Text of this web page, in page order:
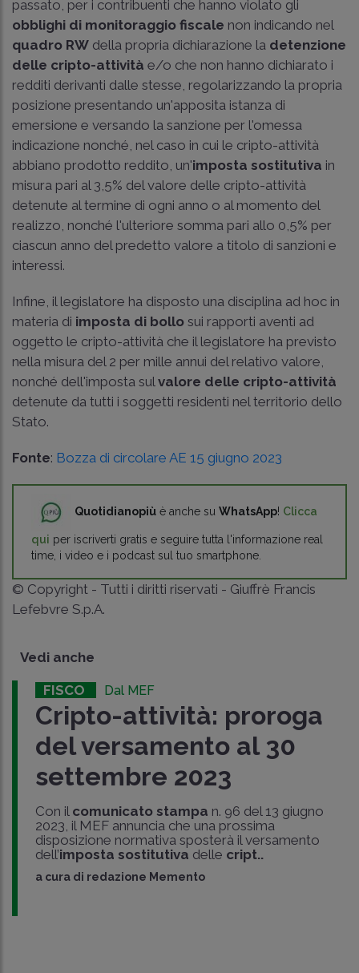
passato, per i contribuenti che hanno violato gli
obblighi di monitoraggio fiscale non indicando nel
quadro RW della propria dichiarazione la detenzione
delle cripto-attività e/o che non hanno dichiarato i
redditi derivanti dalle stesse, regolarizzando la propria
posizione presentando un'apposita istanza di
emersione e versando la sanzione per l'omessa
indicazione nonché, nel caso in cui le cripto-attività
abbiano prodotto reddito, un'imposta sostitutiva in
misura pari al 3,5% del valore delle cripto-attività
detenute al termine di ogni anno o al momento del
realizzo, nonché l'ulteriore somma pari allo 0,5% per
ciascun anno del predetto valore a titolo di sanzioni e
interessi.
Infine, il legislatore ha disposto una disciplina ad hoc in
materia di imposta di bollo sui rapporti aventi ad
oggetto le cripto-attività che il legislatore ha previsto
nella misura del 2 per mille annui del relativo valore,
nonché dell'imposta sulvalore delle cripto-attività
detenute da tutti i soggetti residenti nel territorio dello
Stato.
Fonte: Bozza di circolare AE 15 giugno 2023
Quotidianopiù è anche su WhatsApp! Clicca
qui per iscriverti gratis e seguire tutta l'informazione real
time, i video e i podcast sul tuo smartphone.
© Copyright - Tutti i diritti riservati - Giuffrè Francis
Lefebvre S.p.A.
Vedi anche
FISCO Dal MEF
Cripto-attività: proroga
del versamento al 30
settembre 2023
Con il comunicato stampa n. 96 del 13 giugno
2023, il MEF annuncia che una prossima
disposizione normativa sposterà il versamento
dell’imposta sostitutiva delle cript..
a cura di redazione Memento